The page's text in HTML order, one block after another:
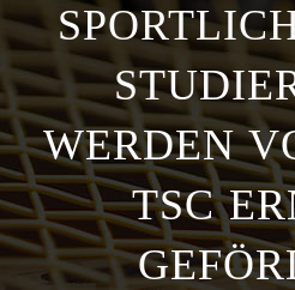
WERDEN
TSC